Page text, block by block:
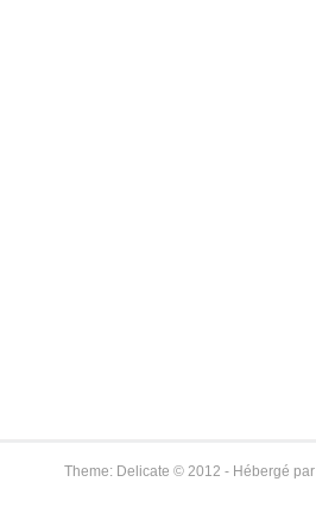
Theme: Delicate © 2012 - Hébergé par